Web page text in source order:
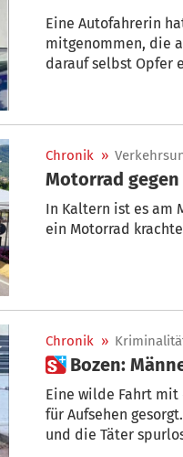
Eine Autofahrerin
mitgenommen, die
darauf selbst Opfer
Chronik »
Motorrad
In Kaltern ist es am
ein Motorrad
Chronik »
Eine wilde Fahrt mit
für Aufsehen
und die Täter